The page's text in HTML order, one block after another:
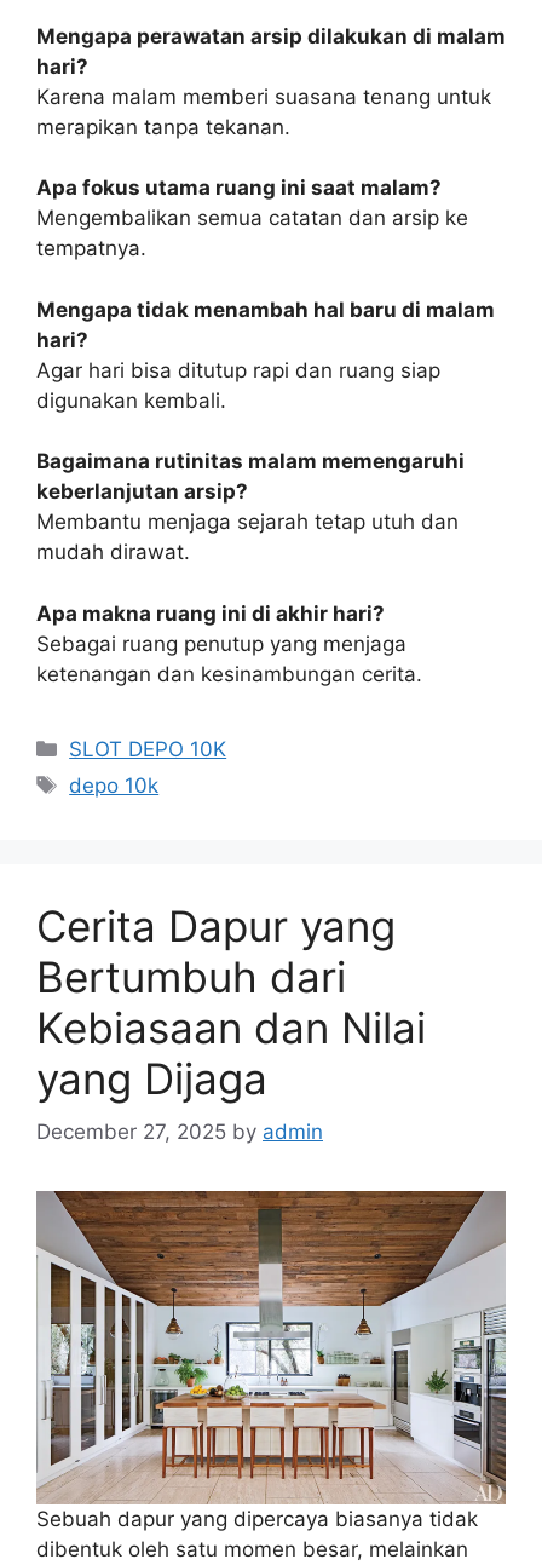
Mengapa perawatan arsip dilakukan di malam
hari?
Karena malam memberi suasana tenang untuk
merapikan tanpa tekanan.
Apa fokus utama ruang ini saat malam?
Mengembalikan semua catatan dan arsip ke
tempatnya.
Mengapa tidak menambah hal baru di malam
hari?
Agar hari bisa ditutup rapi dan ruang siap
digunakan kembali.
Bagaimana rutinitas malam memengaruhi
keberlanjutan arsip?
Membantu menjaga sejarah tetap utuh dan
mudah dirawat.
Apa makna ruang ini di akhir hari?
Sebagai ruang penutup yang menjaga
ketenangan dan kesinambungan cerita.
Categories
SLOT DEPO 10K
Tags
depo 10k
Cerita Dapur yang
Bertumbuh dari
Kebiasaan dan Nilai
yang Dijaga
December 27, 2025 by admin
Sebuah dapur yang dipercaya biasanya tidak
dibentuk oleh satu momen besar, melainkan